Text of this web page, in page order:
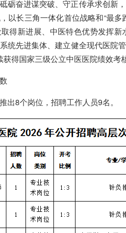
砺奋进谋突破、守正传承求创新
以长三角一体化首位战略和“最
得新进展、中医特色优势发挥
统先进集体、建立健全现代医院
得国家三级公立中医医院绩效考
出8个岗位，招聘工作人员9名。